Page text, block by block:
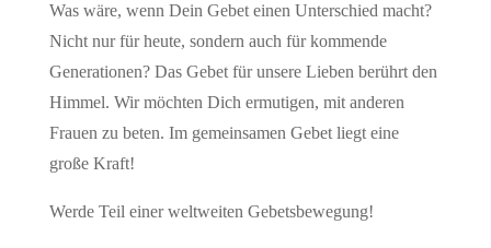
Was wäre, wenn Dein Gebet einen Unterschied macht?
Nicht nur für heute, sondern auch für kommende
Generationen? Das Gebet für unsere Lieben berührt den
Himmel. Wir möchten Dich ermutigen, mit anderen
Frauen zu beten. Im gemeinsamen Gebet liegt eine
große Kraft!
Werde Teil einer weltweiten Gebetsbewegung!